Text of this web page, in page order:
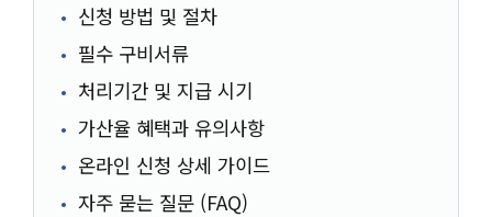
신청 방법 및 절차
필수 구비서류
처리기간 및 지급 시기
가산율 혜택과 유의사항
온라인 신청 상세 가이드
자주 묻는 질문 (FAQ)